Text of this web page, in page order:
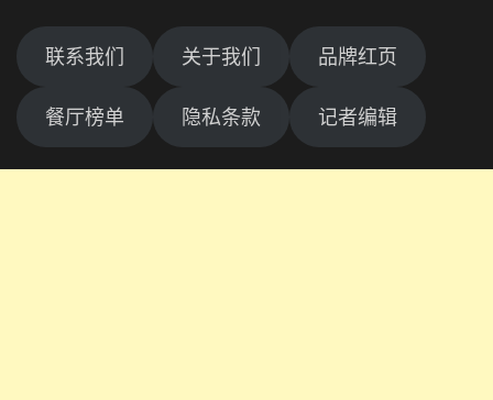
联系我们 关于我们 品牌红页
餐厅榜单 隐私条款 记者编辑